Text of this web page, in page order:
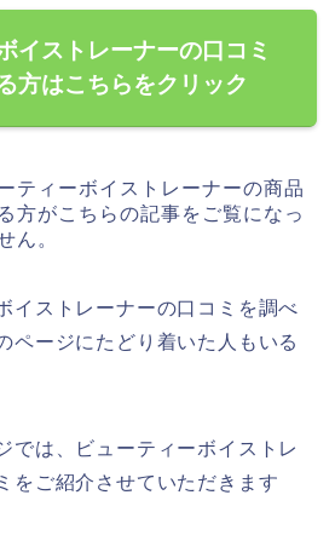
イストレーナーの口コミ
方はこちらをクリック
ティーボイストレーナーの商品
方がこちらの記事をご覧になっ
ん。
イストレーナーの口コミを調べ
ページにたどり着いた人もいる
では、ビューティーボイストレ
をご紹介させていただきます